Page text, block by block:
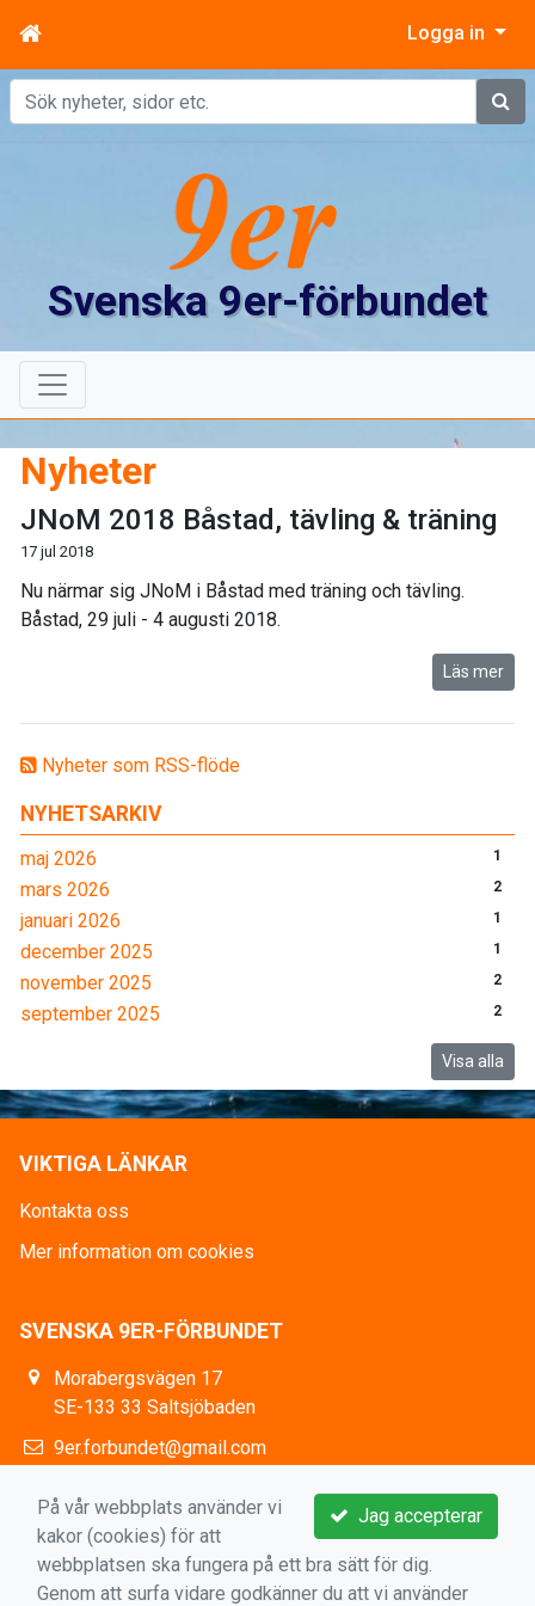
Logga in
Sök
Svenska 9er-förbundet
Nyheter som RSS-flöde
NYHETSARKIV
maj 2026 1
mars 2026 2
januari 2026 1
december 2025 1
november 2025 2
september 2025 2
Visa alla
Nyheter
JNoM 2018 Båstad, tävling & träning
17 jul 2018
Nu närmar sig JNoM i Båstad med träning och tävling.
Båstad, 29 juli - 4 augusti 2018.
Läs mer
VIKTIGA LÄNKAR
Kontakta oss
Mer information om cookies
SVENSKA 9ER-FÖRBUNDET
Morabergsvägen 17
SE-133 33 Saltsjöbaden
9er.forbundet@gmail.com
Jag accepterar
På vår webbplats använder vi
kakor (cookies) för att
webbplatsen ska fungera på ett bra sätt för dig.
Genom att surfa vidare godkänner du att vi använder